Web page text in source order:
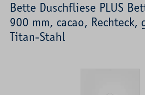
Bette Duschfliese PLUS
900 mm, cacao, Rechteck,
Titan-Stahl